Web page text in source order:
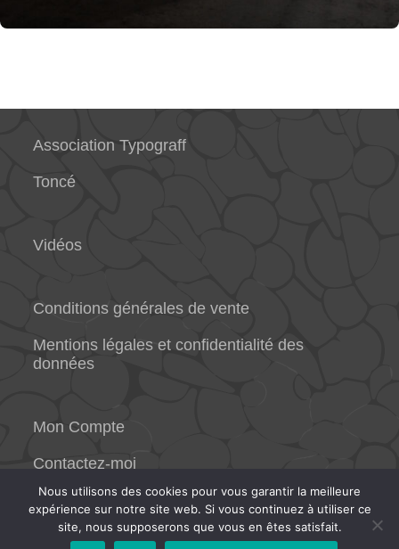
Association Typograff
Toncé
Vidéos
Conditions générales de vente
Mentions légales et confidentialité des
données
Mon Compte
Contactez-moi
Nous utilisons des cookies pour vous garantir la meilleure
expérience sur notre site web. Si vous continuez à utiliser ce
site, nous supposerons que vous en êtes satisfait.